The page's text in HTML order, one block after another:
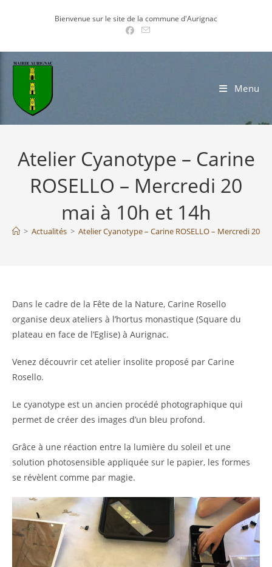
Bienvenue sur le site de la commune d'Aurignac
Menu
Atelier Cyanotype – Carine
ROSELLO – Mercredi 20
mai à 10h et 14h
> Actualités > Atelier Cyanotype – Carine ROSELLO – Mercredi 20
Dans le cadre de la Fête de la Nature, Carine Rosello
organise deux ateliers à l’hortus monastique (Square du
plateau en face de l’Eglise) à Aurignac.
Venez découvrir cet atelier insolite proposé par Carine
Rosello.
Le cyanotype est un ancien procédé photographique qui
permet de créer des images d’un bleu profond.
Grâce à une réaction entre la lumière du soleil et une
solution photosensible appliquée sur le papier, les formes
se révèlent comme par magie.